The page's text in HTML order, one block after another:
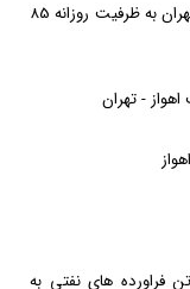
آغاز به كار ساخت پالايشگاه نفت تهران به ظرفيت روزانه 85
- تهران
فروش 25 هزار تن فراورده هاي نفتي به